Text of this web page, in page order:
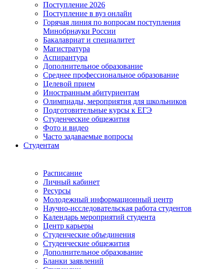
Поступление 2026
Поступление в вуз онлайн
Горячая линия по вопросам поступления
Минобрнауки России
Бакалавриат и специалитет
Магистратура
Аспирантура
Дополнительное образование
Среднее профессиональное образование
Целевой прием
Иностранным абитуриентам
Олимпиады, мероприятия для школьников
Подготовительные курсы к ЕГЭ
Студенческие общежития
Фото и видео
Часто задаваемые вопросы
Студентам
Расписание
Личный кабинет
Ресурсы
Молодежный информационный центр
Научно-исследовательская работа студентов
Календарь мероприятий студента
Центр карьеры
Студенческие объединения
Студенческие общежития
Дополнительное образование
Бланки заявлений